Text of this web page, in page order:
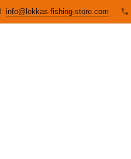
info@lekkas-fishing-store.com